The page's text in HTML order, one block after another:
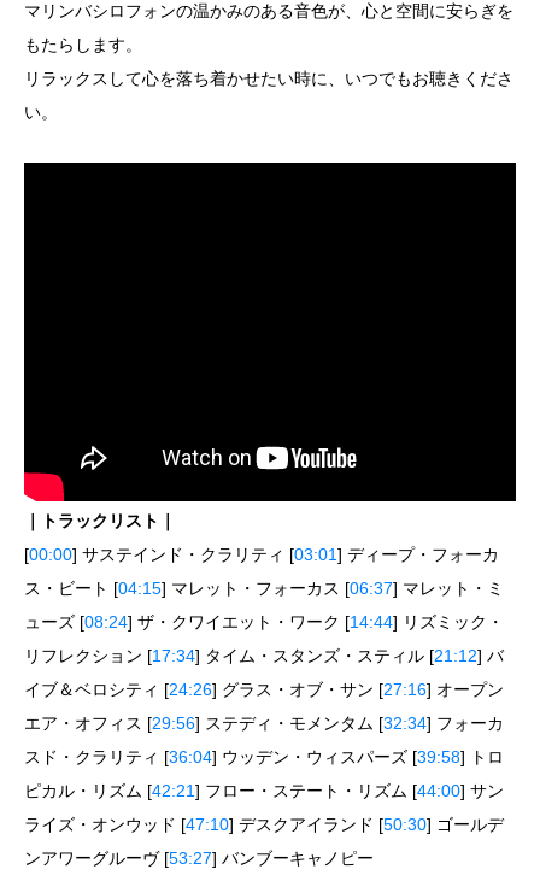
マリンバシロフォンの温かみのある音色が、心と空間に安らぎを
もたらします。
リラックスして心を落ち着かせたい時に、いつでもお聴きくださ
い。
｜トラックリスト｜
[00:00] サステインド・クラリティ [03:01] ディープ・フォーカ
ス・ビート [04:15] マレット・フォーカス [06:37] マレット・ミ
ューズ [08:24] ザ・クワイエット・ワーク [14:44] リズミック・
リフレクション [17:34] タイム・スタンズ・スティル [21:12] バ
イブ＆ベロシティ [24:26] グラス・オブ・サン [27:16] オープン
エア・オフィス [29:56] ステディ・モメンタム [32:34] フォーカ
スド・クラリティ [36:04] ウッデン・ウィスパーズ [39:58] トロ
ピカル・リズム [42:21] フロー・ステート・リズム [44:00] サン
ライズ・オンウッド [47:10] デスクアイランド [50:30] ゴールデ
ンアワーグルーヴ [53:27] バンブーキャノピー